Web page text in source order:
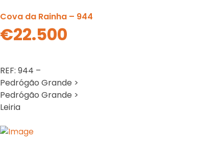
Cova da Rainha – 944
€22.500
REF: 944 –
Pedrógão Grande >
Pedrógão Grande >
Leiria
Previous